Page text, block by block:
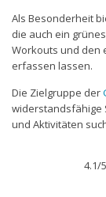
Als Besonderheit
die auch ein
Workouts und den
erfassen lassen.
Die Zielgruppe der
widerstandsfähige
und Aktivitäten
4.1/